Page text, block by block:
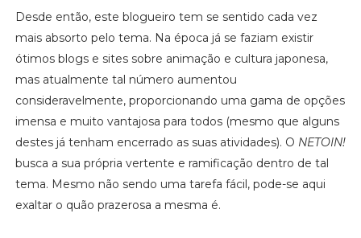
Desde então, este blogueiro tem se sentido cada vez
mais absorto pelo tema. Na época já se faziam existir
ótimos blogs e sites sobre animação e cultura japonesa,
mas atualmente tal número aumentou
consideravelmente, proporcionando uma gama de opções
imensa e muito vantajosa para todos (mesmo que alguns
destes já tenham encerrado as suas atividades). O NETOIN!
busca a sua própria vertente e ramificação dentro de tal
tema. Mesmo não sendo uma tarefa fácil, pode-se aqui
exaltar o quão prazerosa a mesma é.